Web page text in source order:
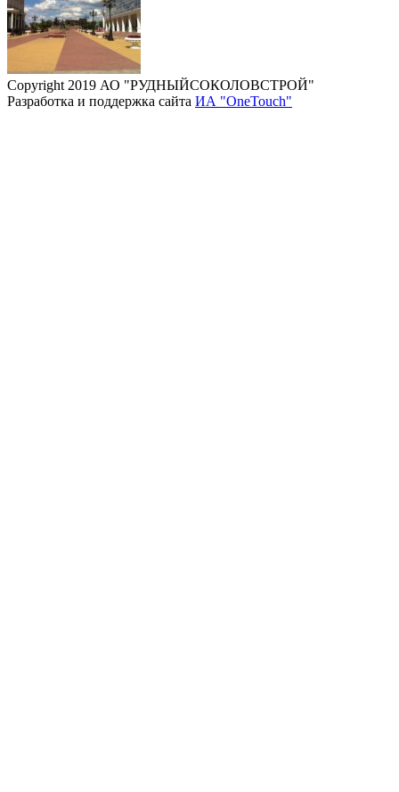
Copyright 2019 АО "РУДНЫЙСОКОЛОВСТРОЙ"
Разработка и поддержка сайта ИА "OneTouch"